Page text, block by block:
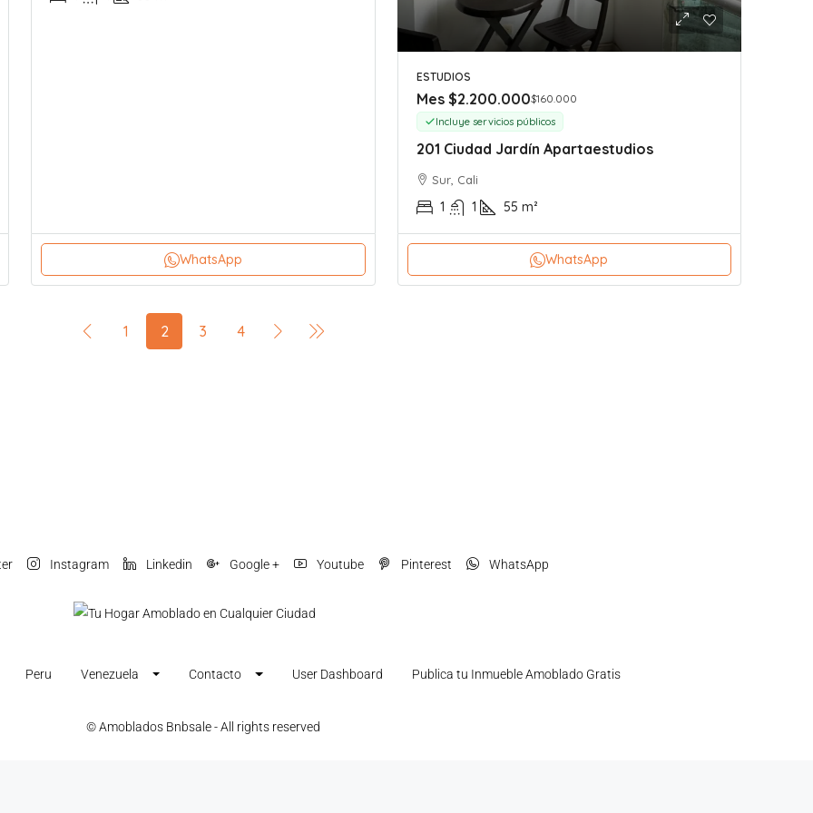
WhatsApp
ESTUDIOS
Mes $2.200.000$160.000
Incluye servicios públicos
201 Ciudad Jardín Apartaestudios
Sur, Cali
1 1 55 m²
WhatsApp
1 2 3 4
Instagram Linkedin Google + Youtube Pinterest WhatsApp
Peru Venezuela Contacto User Dashboard Publica tu Inmueble Amoblado Gratis
© Amoblados Bnbsale - All rights reserved